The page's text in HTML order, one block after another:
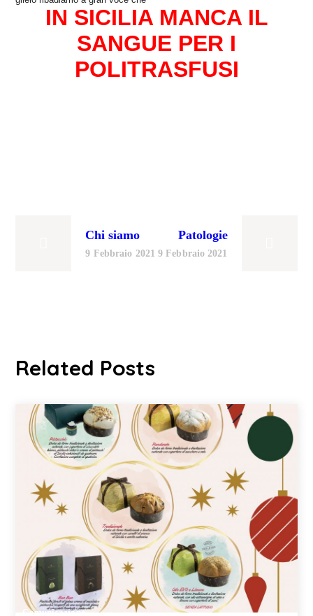
IN SICILIA MANCA IL
SANGUE PER I
POLITRASFUSI
Chi siamo
9 Febbraio 2021
Patologie
9 Febbraio 2021
Related Posts
Comunicazione